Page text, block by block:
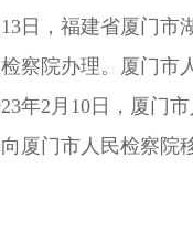
13日，福建省厦门
察院办理。厦门市
年2月10日，厦门
厦门市人民检察院